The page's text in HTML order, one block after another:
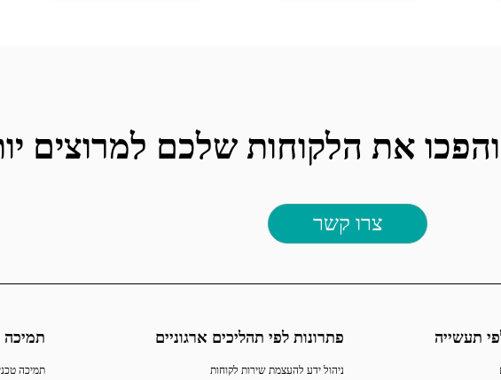
את הלקוחות שלכם למרוצים
צרו קשר
תעשייה פתרונות לפי תהליכים ארגוניים
ניהול ידע להעצמת שירות לקוחות
תמיכה
תמיכה